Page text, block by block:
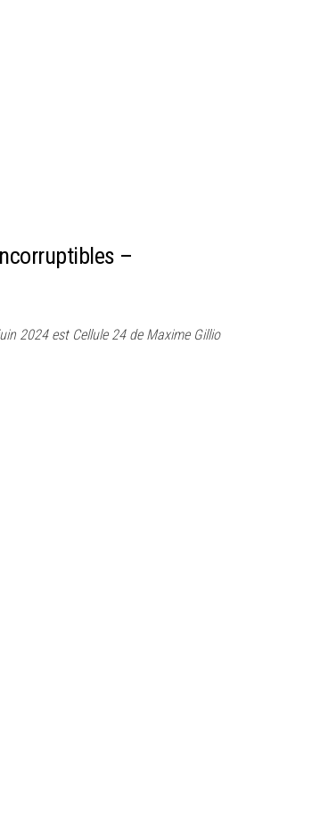
–
2024 est Cellule 24 de Maxime Gillio